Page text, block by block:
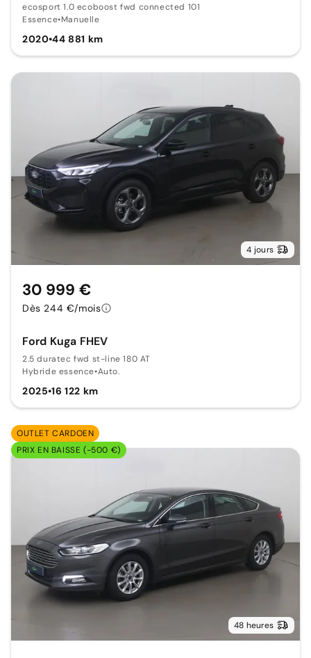
ecosport 1.0 ecoboost fwd connected 101
Essence•Manuelle
2020•44 881 km
4 jours
Ford Kuga FHEV
2.5 duratec fwd st-line 180 AT
Hybride essence•Auto.
2025•16 122 km
30 999 €
Dès 244 €/mois
OUTLET CARDOEN
PRIX EN BAISSE (-500 €)
48 heures